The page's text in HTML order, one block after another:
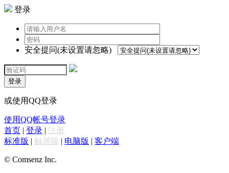
登录
安全提问(未设置请忽略)
登录
或使用QQ登录
使用QQ帐号登录
首页 | 登录 | 注册
标准版 | 触屏版 | 电脑版 | 客户端
© Comsenz Inc.